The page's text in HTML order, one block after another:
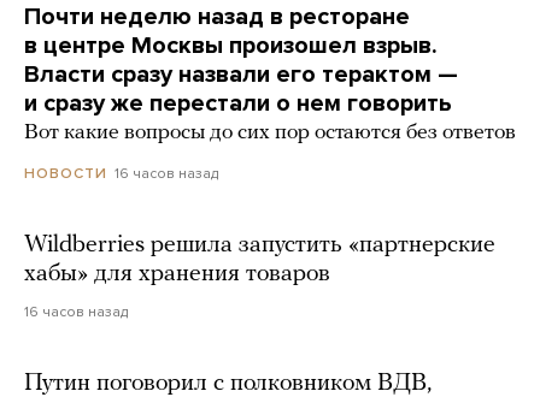
Почти неделю назад в ресторане
в центре Москвы произошел взрыв.
Власти сразу назвали его терактом —
и сразу же перестали о нем говорить
Вот какие вопросы до сих пор остаются без ответов
НОВОСТИ 16 часов назад
Wildberries решила запустить «партнерские
хабы» для хранения товаров
16 часов назад
Путин поговорил с полковником ВДВ,